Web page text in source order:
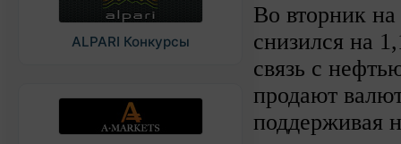
ALPARI Конкурсы
Во вторник
снизился на
связь с
продают
поддерживая